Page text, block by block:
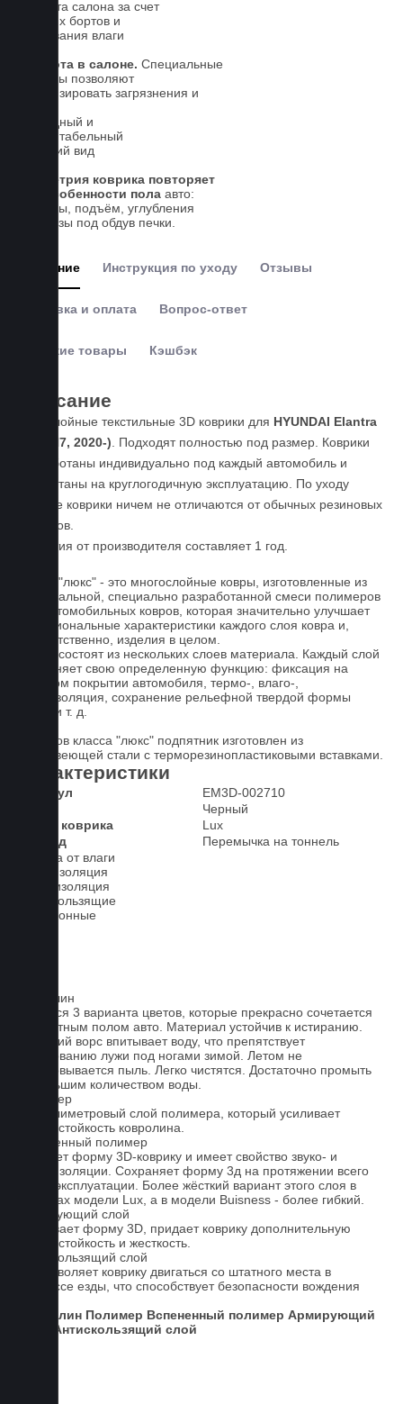
Чистота салона за счет
высоких бортов и
впитывания влаги
Чистота в салоне. Специальные
выступы позволяют
локализировать загрязнения и
Солидный и
презентабельный
внешний вид
Геометрия коврика повторяет
все особенности пола авто:
выступы, подъём, углубления
и вырезы под обдув печки.
Описание Инструкция по уходу Отзывы
Доставка и оплата Вопрос-ответ
Похожие товары Кэшбэк
Описание
Пятислойные текстильные 3D коврики для HYUNDAI Elantra
VII (CN7, 2020-) . Подходят полностью под размер. Коврики
разработаны индивидуально под каждый автомобиль и
рассчитаны на круглогодичную эксплуатацию. По уходу
данные коврики ничем не отличаются от обычных резиновых
ковриков.
Гарантия от производителя составляет 1 год.
Ковры "люкс" - это многослойные ковры, изготовленные из
оригинальной, специально разработанной смеси полимеров
для автомобильных ковров, которая значительно улучшает
функциональные характеристики каждого слоя ковра и,
соответственно, изделия в целом.
Ковры состоят из нескольких слоев материала. Каждый слой
выполняет свою определенную функцию: фиксация на
штатном покрытии автомобиля, термо-, влаго-,
звукоизоляция, сохранение рельефной твердой формы
ковра и т. д.
У ковров класса "люкс" подпятник изготовлен из
нержавеющей стали с терморезинопластиковыми вставками.
Характеристики
Артикул
EM3D-002710
Черный
Класс коврика
Lux
2-й ряд
Перемычка на тоннель
Защита от влаги
Шумоизоляция
Теплоизоляция
Антискользящие
Всесезонные
Ковролин
Имеется 3 варианта цветов, которые прекрасно сочетается
со штатным полом авто. Материал устойчив к истиранию.
Короткий ворс впитывает воду, что препятствует
образованию лужи под ногами зимой. Летом не
образовывается пыль. Легко чистятся. Достаточно промыть
небольшим количеством воды.
Полимер
1-миллиметровый слой полимера, который усиливает
износостойкость ковролина.
Вспененный полимер
Придает форму 3D-коврику и имеет свойство звуко- и
теплоизоляции. Сохраняет форму 3д на протяжении всего
срока эксплуатации. Более жёсткий вариант этого слоя в
ковриках модели Lux, а в модели Buisness - более гибкий.
Армирующий слой
Усиливает форму 3D, придает коврику дополнительную
износостойкость и жесткость.
Антискользящий слой
Не позволяет коврику двигаться со штатного места в
процессе езды, что способствует безопасности вождения
Ковролин Полимер Вспененный полимер Армирующий
Антискользящий слой